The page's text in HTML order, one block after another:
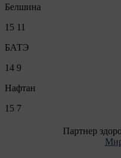
Белшина
15 11
БАТЭ
14 9
Нафтан
15 7
Партнер